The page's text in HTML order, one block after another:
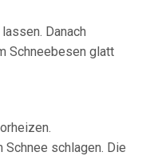
Danach
Schneebesen glatt
Schnee schlagen. Die